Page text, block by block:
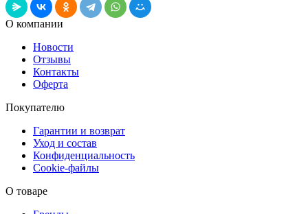
О компании
Новости
Отзывы
Контакты
Оферта
Покупателю
Гарантии и возврат
Уход и состав
Конфиденциальность
Cookie-файлы
О товаре